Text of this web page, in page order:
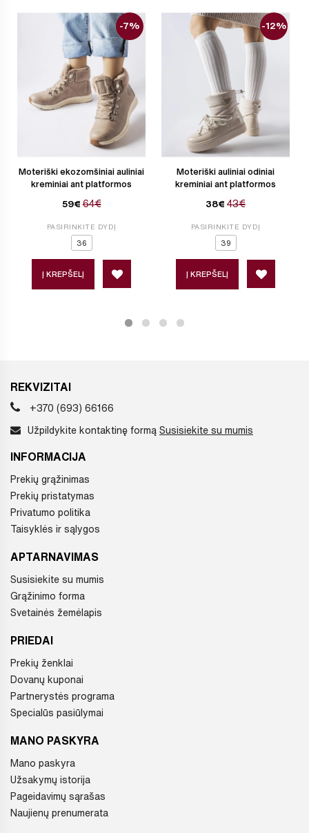
Moteriški ekozomšiniai auliniai
kreminiai ant platformos
59€ 64€
-7%
PASIRINKITE DYDĮ
36
Į KREPŠELĮ
Moteriški auliniai odiniai
kreminiai ant platformos
38€ 43€
-12%
PASIRINKITE DYDĮ
39
Į KREPŠELĮ
REKVIZITAI
+370 (693) 66166
Užpildykite kontaktinę formą Susisiekite su mumis
INFORMACIJA
Prekių grąžinimas
Prekių pristatymas
Privatumo politika
Taisyklės ir sąlygos
APTARNAVIMAS
Susisiekite su mumis
Grąžinimo forma
Svetainės žemėlapis
PRIEDAI
Prekių ženklai
Dovanų kuponai
Partnerystės programa
Specialūs pasiūlymai
MANO PASKYRA
Mano paskyra
Užsakymų istorija
Pageidavimų sąrašas
Naujienų prenumerata